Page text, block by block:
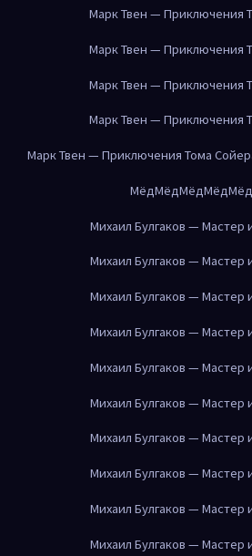
Марк Твен — Приключения
Марк Твен — Приключения
Марк Твен — Приключения
Марк Твен — Приключения
Марк Твен — Приключения Тома
МёдМёдМёдМёдМёд
Михаил Булгаков — Мастер
Михаил Булгаков — Мастер
Михаил Булгаков — Мастер
Михаил Булгаков — Мастер
Михаил Булгаков — Мастер
Михаил Булгаков — Мастер
Михаил Булгаков — Мастер
Михаил Булгаков — Мастер
Михаил Булгаков — Мастер
Михаил Булгаков — Мастер